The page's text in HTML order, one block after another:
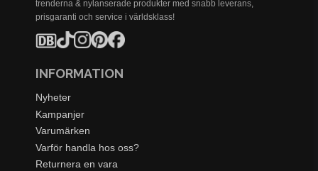
trenderna & nylanserade produkter med snabb leverans,
prisgaranti och service i världsklass!
INFORMATION
Nyheter
Kampanjer
Varumärken
Varför handla hos oss?
Returnera en vara